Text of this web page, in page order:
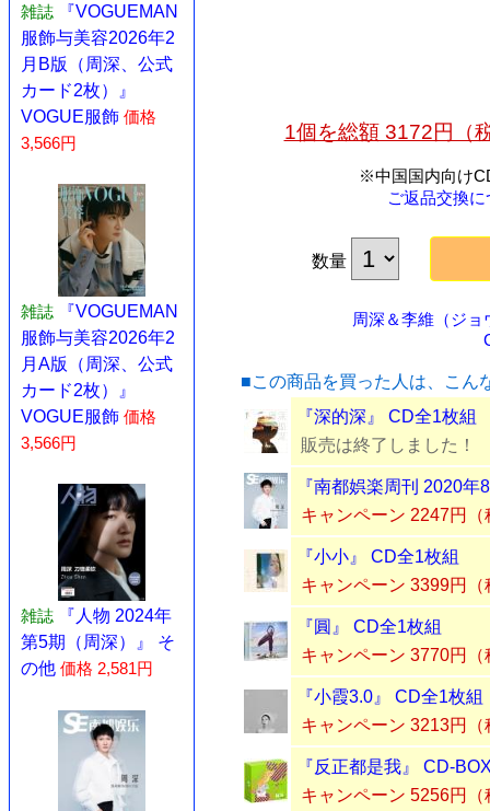
雑誌
『VOGUEMAN
服飾与美容2026年2
月B版（周深、公式
カード2枚）』
VOGUE服飾 価格
3,566円
雑誌
『VOGUEMAN
服飾与美容2026年2
月A版（周深、公式
カード2枚）』
VOGUE服飾 価格
3,566円
雑誌
『人物 2024年
第5期（周深）』 そ
の他 価格 2,581円
1個を総額 3172円（
※中国国内向け
ご返品交換
数量
周深＆李維（ジ
■この商品を買った人は、こん
『深的深』 CD全1枚組
販売は終了しました！
『南都娯楽周刊 2020年
キャンペーン 2247円
『小小』 CD全1枚組
キャンペーン 3399円（
『圓』 CD全1枚組
キャンペーン 3770円（
『小霞3.0』 CD全1枚組
キャンペーン 3213円（
『反正都是我』 CD-
キャンペーン 5256円（